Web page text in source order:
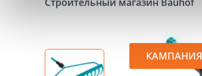
КАМПАНИЯ